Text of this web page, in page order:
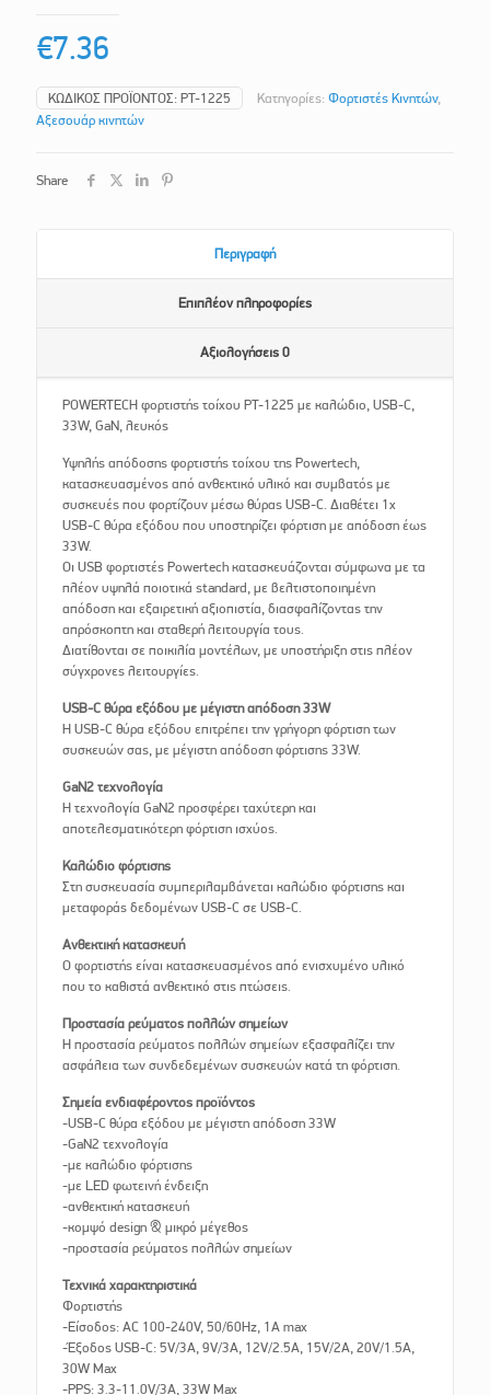
€7.36
ΚΩΔΙΚΌΣ ΠΡΟΪΌΝΤΟΣ: PT-1225 Κατηγορίες: Φορτιστές Κινητών,
Αξεσουάρ κινητών
Share
Περιγραφή
Επιπλέον πληροφορίες
Αξιολογήσεις 0
POWERTECH φορτιστής τοίχου PT-1225 με καλώδιο, USB-C,
33W, GaN, λευκός
Υψηλής απόδοσης φορτιστής τοίχου της Powertech,
κατασκευασμένος από ανθεκτικό υλικό και συμβατός με
συσκευές που φορτίζουν μέσω θύρας USB-C. Διαθέτει 1x
USB-C θύρα εξόδου που υποστηρίζει φόρτιση με απόδοση έως
33W.
Οι USB φορτιστές Powertech κατασκευάζονται σύμφωνα με τα
πλέον υψηλά ποιοτικά standard, με βελτιστοποιημένη
απόδοση και εξαιρετική αξιοπιστία, διασφαλίζοντας την
απρόσκοπτη και σταθερή λειτουργία τους.
Διατίθονται σε ποικιλία μοντέλων, με υποστήριξη στις πλέον
σύγχρονες λειτουργίες.
USB-C θύρα εξόδου με μέγιστη απόδοση 33W
Η USB-C θύρα εξόδου επιτρέπει την γρήγορη φόρτιση των
συσκευών σας, με μέγιστη απόδοση φόρτισης 33W.
GaN2 τεχνολογία
Η τεχνολογία GaN2 προσφέρει ταχύτερη και
αποτελεσματικότερη φόρτιση ισχύος.
Καλώδιο φόρτισης
Στη συσκευασία συμπεριλαμβάνεται καλώδιο φόρτισης και
μεταφοράς δεδομένων USB-C σε USB-C.
Ανθεκτική κατασκευή
Ο φορτιστής είναι κατασκευασμένος από ενισχυμένο υλικό
που το καθιστά ανθεκτικό στις πτώσεις.
Προστασία ρεύματος πολλών σημείων
Η προστασία ρεύματος πολλών σημείων εξασφαλίζει την
ασφάλεια των συνδεδεμένων συσκευών κατά τη φόρτιση.
Σημεία ενδιαφέροντος προϊόντος
-USB-C θύρα εξόδου με μέγιστη απόδοση 33W
-GaN2 τεχνολογία
-με καλώδιο φόρτισης
-με LED φωτεινή ένδειξη
-ανθεκτική κατασκευή
-κομψό design & μικρό μέγεθος
-προστασία ρεύματος πολλών σημείων
Τεχνικά χαρακτηριστικά
Φορτιστής
-Είσοδος: AC 100-240V, 50/60Hz, 1A max
-Έξοδος USB-C: 5V/3A, 9V/3A, 12V/2.5A, 15V/2A, 20V/1.5A,
30W Max
-PPS: 3.3-11.0V/3A, 33W Max